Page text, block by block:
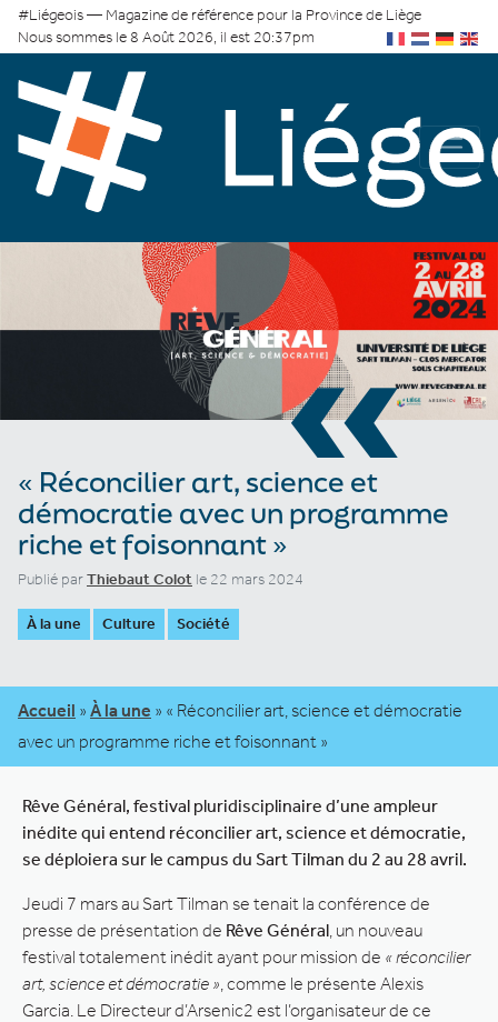
#Liégeois — Magazine de référence pour la Province de Liège
Nous sommes le 8 Août 2026, il est 20:37pm
«
« Réconcilier art, science et
démocratie avec un programme
riche et foisonnant »
Publié parThiebaut Colot le 22 mars 2024
À la une Culture Société
Accueil » À la une » « Réconcilier art, science et démocratie
avec un programme riche et foisonnant »
Rêve Général, festival pluridisciplinaire d’une ampleur
inédite qui entend réconcilier art, science et démocratie,
se déploiera sur le campus du Sart Tilman du 2 au 28 avril.
Jeudi 7 mars au Sart Tilman se tenait la conférence de
presse de présentation de Rêve Général , un nouveau
festival totalement inédit ayant pour mission de « réconcilier
art, science et démocratie » , comme le présente Alexis
Garcia. Le Directeur d’Arsenic2 est l’organisateur de ce